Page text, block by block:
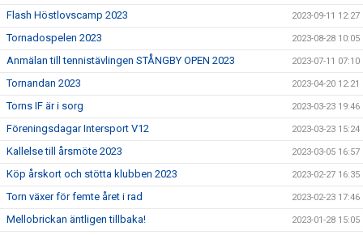
Flash Höstlovscamp 2023 2023-09-11 12:27
Tornadospelen 2023 2023-08-28 10:05
Anmälan till tennistävlingen STÅNGBY OPEN 2023 2023-07-11 07:10
Tornandan 2023 2023-04-20 12:21
Torns IF är i sorg 2023-03-23 19:46
Föreningsdagar Intersport V12 2023-03-23 15:24
Kallelse till årsmöte 2023 2023-03-05 16:57
Köp årskort och stötta klubben 2023 2023-02-27 16:35
Torn växer för femte året i rad 2023-02-23 17:46
Mellobrickan äntligen tillbaka! 2023-01-28 15:05